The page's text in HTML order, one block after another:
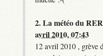
2.La météo du
avril 2010, 07:43
12 avril 2010 , grève